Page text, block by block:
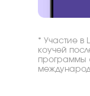
* Участие в
коучей
программы